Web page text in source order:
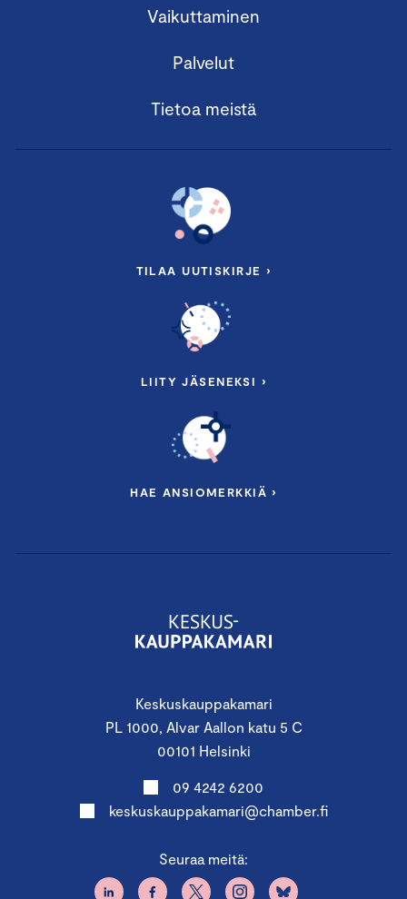
Keskuskauppakamari
PL 1000, Alvar Aallon katu 5 C
00101 Helsinki
09 4242 6200
keskuskauppakamari@chamber.fi
Seuraa meitä:
Vaikuttaminen
Palvelut
Tietoa meistä
TILAA UUTISKIRJE ›
LIITY JÄSENEKSI ›
HAE ANSIOMERKKIÄ ›